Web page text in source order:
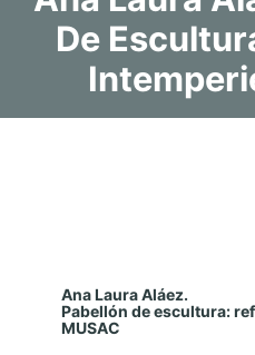
De
A
L
Ana Laura Aláez.
Pabellón de escultura:
MUSAC